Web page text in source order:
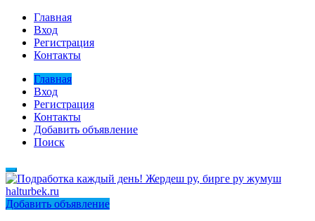
Главная
Вход
Регистрация
Контакты
Главная
Вход
Регистрация
Контакты
Добавить объявление
Поиск
Добавить объявление